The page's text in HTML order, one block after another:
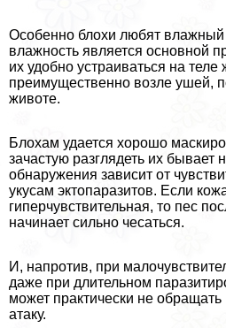
Особенно блохи любят
влажность является основной
их удобно устраиваться на теле
преимущественно возле ушей,
животе.
Блохам удается хорошо
зачастую разглядеть их бывает
обнаружения зависит от
укусам эктопаразитов. Если
гиперчувствительная, то пес
начинает сильно чесаться.
И, напротив, при
даже при длительном
может пpaктически не
атаку.